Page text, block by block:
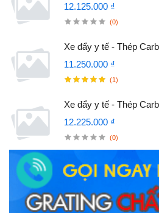
12.125.000 ₫
(0)
Xe đẩy y tế - Thép
11.250.000 ₫
(1)
Xe đẩy y tế - Thép
12.225.000 ₫
(0)